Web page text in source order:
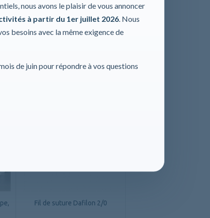
nous avons le plaisir de vous annoncer
à partir du 1er juillet 2026 . Nous
besoins avec la même exigence de
de juin pour répondre à vos questions
DÉTAILS
Fil de suture Dafilon 2/0